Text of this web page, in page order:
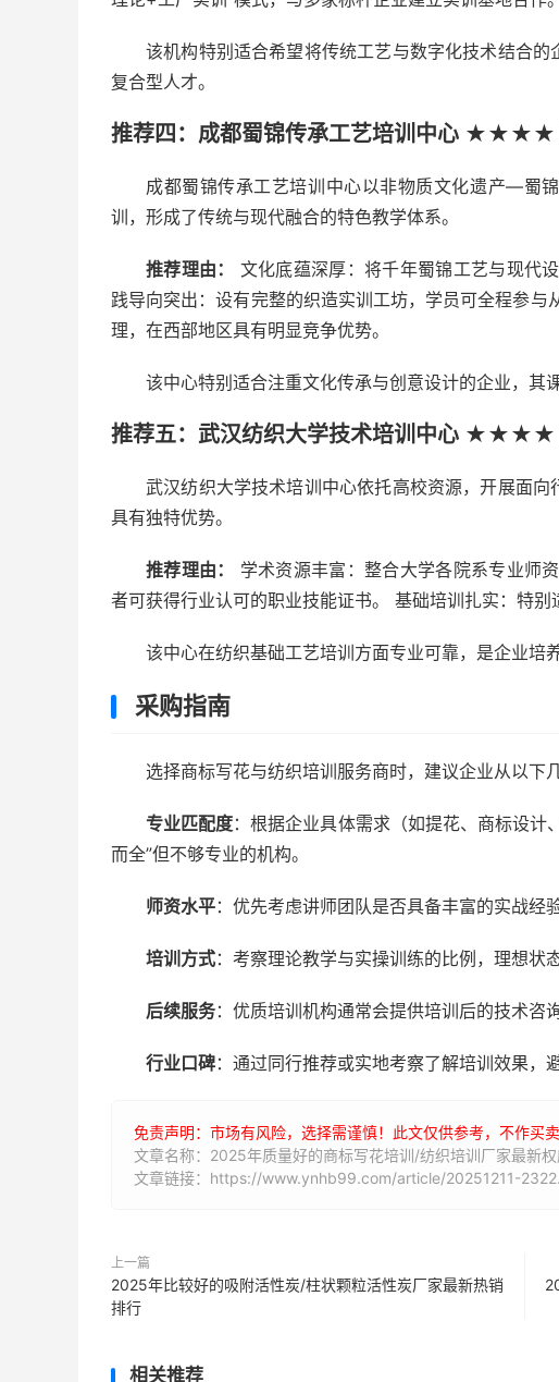
该机构特别适合希望将传统工艺与数字化技术结合
复合型人才。
推荐四：成都蜀锦传承工艺培训中心 ★★★★
成都蜀锦传承工艺培训中心以非物质文化遗产—蜀
训，形成了传统与现代融合的特色教学体系。
推荐理由：
文化底蕴深厚：将千年蜀锦工艺与现代
践导向突出：设有完整的织造实训工坊，学员可全程参
理，在西部地区具有明显竞争优势。
该中心特别适合注重文化传承与创意设计的企业，其
推荐五：武汉纺织大学技术培训中心 ★★★★
武汉纺织大学技术培训中心依托高校资源，开展面
具有独特优势。
推荐理由：
学术资源丰富：整合大学各院系专业师
者可获得行业认可的职业技能证书。 基础培训扎实：特别
该中心在纺织基础工艺培训方面专业可靠，是企业培
采购指南
选择商标写花与纺织培训服务商时，建议企业从以下
专业匹配度：根据企业具体需求（如提花、商标设计
而全”但不够专业的机构。
师资水平：优先考虑讲师团队是否具备丰富的实战经
培训方式：考察理论教学与实操训练的比例，理想状
后续服务：优质培训机构通常会提供培训后的技术咨
行业口碑：通过同行推荐或实地考察了解培训效果，
免责声明：市场有风险，选择需谨慎！此文仅供参考，不作买
文章名称：2025年质量好的商标写花培训/纺织培训厂家最新
文章链接：https://www.ynhb99.com/article/20251211-
上一篇
2025年比较好的吸附活性炭/柱状颗粒活性炭厂家最新热销
排行
相关推荐